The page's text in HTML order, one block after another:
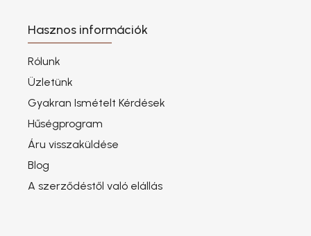
Hasznos információk
Rólunk
Üzletünk
Gyakran Ismételt Kérdések
Hűségprogram
Áru visszaküldése
Blog
A szerződéstől való elállás